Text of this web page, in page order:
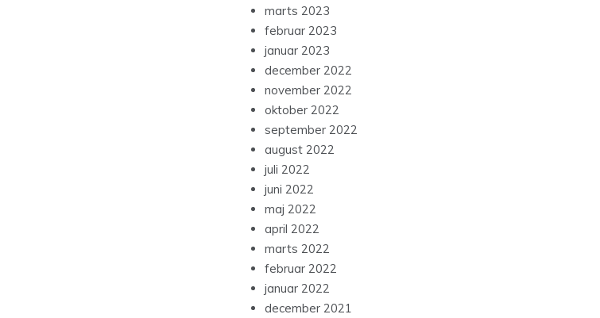
marts 2023
februar 2023
januar 2023
december 2022
november 2022
oktober 2022
september 2022
august 2022
juli 2022
juni 2022
maj 2022
april 2022
marts 2022
februar 2022
januar 2022
december 2021